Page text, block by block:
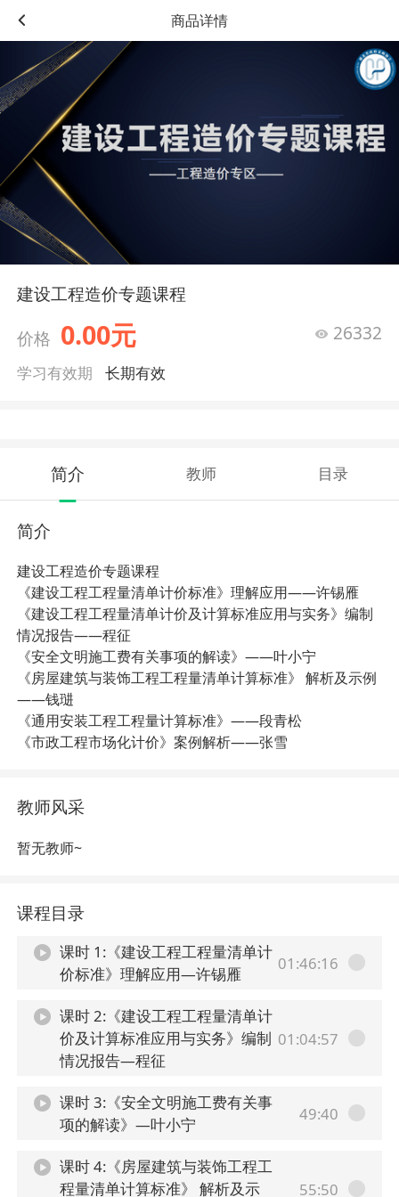
商品详情
建设工程造价专题课程
价格 0.00元 26332
学习有效期 长期有效
简介 教师 目录
简介
建设工程造价专题课程
《建设工程工程量清单计价标准》理解应用——许锡雁
《建设工程工程量清单计价及计算标准应用与实务》编制
情况报告——程征
《安全文明施工费有关事项的解读》——叶小宁
《房屋建筑与装饰工程工程量清单计算标准》 解析及示例
——钱琎
《通用安装工程工程量计算标准》——段青松
《市政工程市场化计价》案例解析——张雪
教师风采
暂无教师~
课程目录
课时 1:《建设工程工程量清单计
价标准》理解应用—许锡雁
01:46:16
课时 2:《建设工程工程量清单计
价及计算标准应用与实务》编制
情况报告—程征
01:04:57
课时 3:《安全文明施工费有关事
项的解读》—叶小宁
49:40
课时 4:《房屋建筑与装饰工程工
程量清单计算标准》 解析及示
55:50